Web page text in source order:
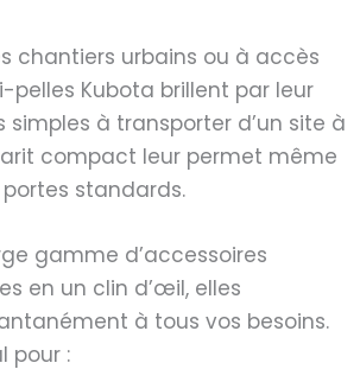
chantiers urbains ou à accès
pelles Kubota brillent par leur
simples à transporter d’un site à
compact leur permet même
standards.
gamme d’accessoires
en un clin d’œil, elles
à tous vos besoins.
pour :